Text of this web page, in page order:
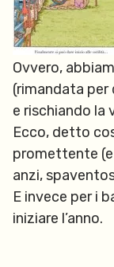
Ovvero,
(rimandata per
e rischiando la
Ecco, detto
promettente
anzi,
E invece per i
iniziare l’anno.